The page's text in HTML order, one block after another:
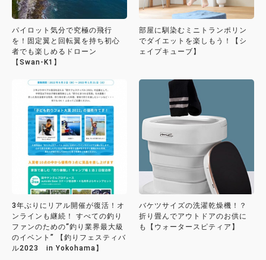
パイロット気分で究極の飛行
を！固定翼と回転翼を持ち初心
者でも楽しめるドローン
【Swan-K1】
部屋に馴染むミニトランポリン
でダイエットを楽しもう！【シ
ェイプキューブ】
3年ぶりにリアル開催が復活！オ
ンラインも継続！ すべての釣り
ファンのための“釣り業界最大級
のイベント” 【釣りフェスティバ
ル2023 in Yokohama】
バケツサイズの洗濯乾燥機！？
折り畳んでアウトドアのお供に
も【ウォータースピティア】